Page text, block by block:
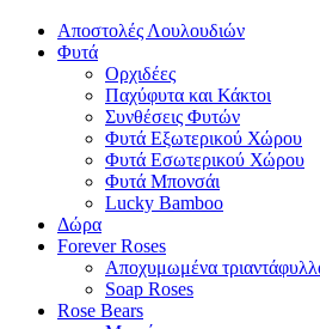
Αποστολές Λουλουδιών
Φυτά
Ορχιδέες
Παχύφυτα και Κάκτοι
Συνθέσεις Φυτών
Φυτά Εξωτερικού Χώρου
Φυτά Εσωτερικού Χώρου
Φυτά Μπονσάι
Lucky Bamboo
Δώρα
Forever Roses
Αποχυμωμένα
Soap Roses
Rose Βears